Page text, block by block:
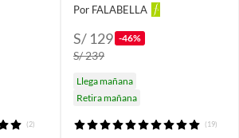
(2)
Por FALABELLA
S/ 129 -46%
S/ 239
Llega mañana
Retira mañana
(19)